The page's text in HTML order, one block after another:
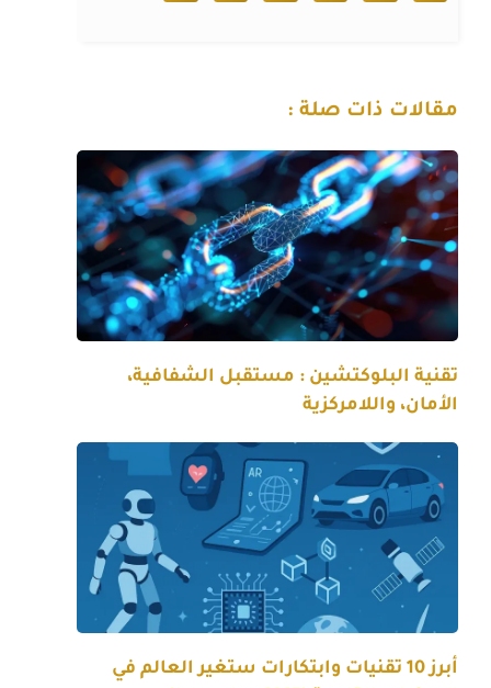
مقالات ذات صلة :
تقنية البلوكتشين : مستقبل الشفافية،
الأمان، واللامركزية
أبرز 10 تقنيات وابتكارات ستغير العالم في